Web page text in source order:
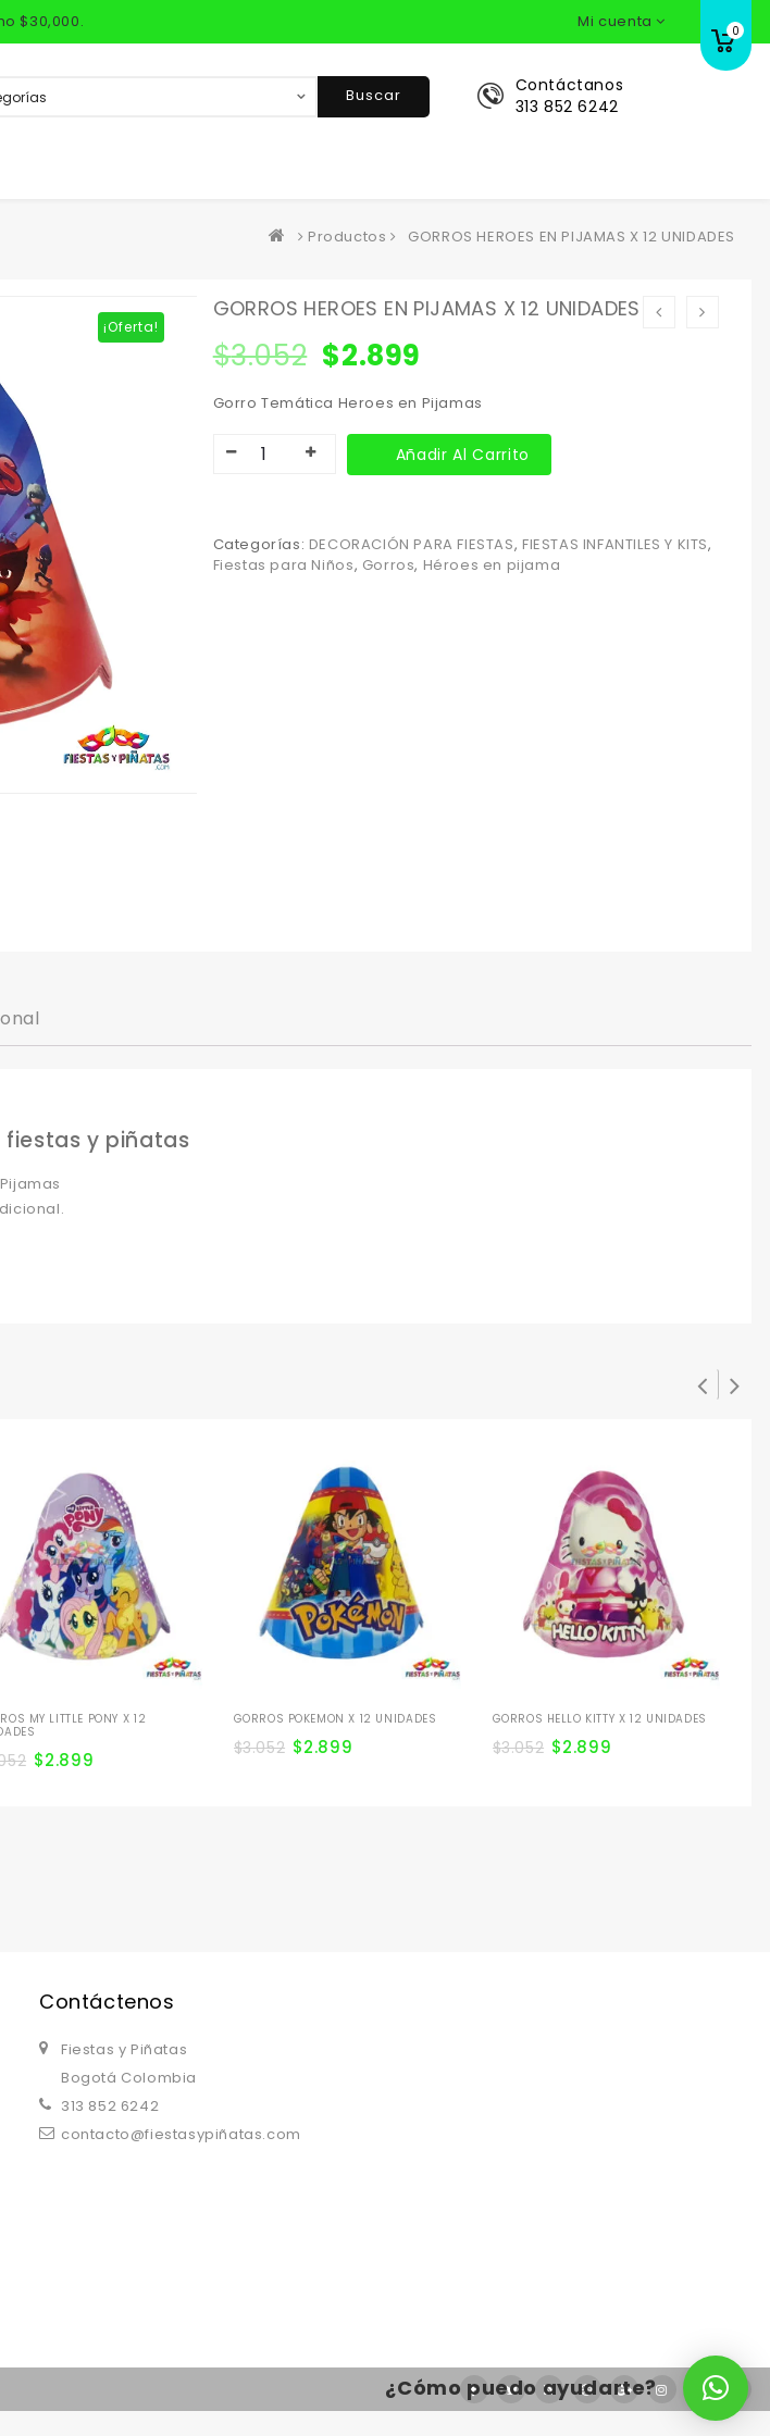
$30,000. Mi cuenta 0
Contáctanos
313 852 6242
Buscar
Productos GORROS HEROES EN PIJAMAS X 12 UNIDADES
¡Oferta!
GORROS HEROES EN PIJAMAS X 12 UNIDADES
$3.052 $2.899
Gorro Temática Heroes en Pijamas
Añadir Al Carrito
Categorías: DECORACIÓN PARA FIESTAS, FIESTAS INFANTILES Y KITS,
Fiestas para Niños, Gorros, Héroes en pijama
y piñatas
MY LITTLE PONY X 12
$2.899
GORROS POKEMON X 12 UNIDADES
$3.052 $2.899
GORROS HELLO KITTY X 12 UNIDADES
$3.052 $2.899
Contáctenos
Fiestas y Piñatas
Bogotá Colombia
313 852 6242
contacto@fiestasypiñatas.com
¿Cómo puedo ayudarte?